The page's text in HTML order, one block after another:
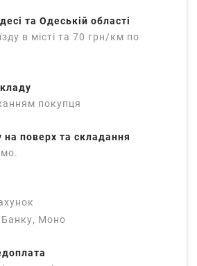
та Одеській області
в місті та 70 грн/км по
покупця
на поверх та складання
Банку, Моно